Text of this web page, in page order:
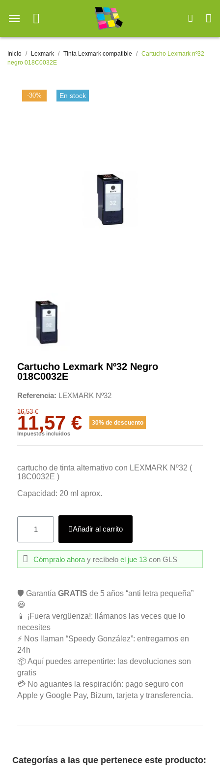
Inicio Lexmark Tinta Lexmark compatible
Cartucho Lexmark nº32
negro 018C0032E
-30% En stock
Cartucho Lexmark Nº32 Negro
018C0032E
Referencia LEXMARK Nº32
16,53 €
11,57 € 30% de descuento
Impuestos incluidos
cartucho de tinta alternativo con LEXMARK Nº32 (
18C0032E )
Capacidad: 20 ml aprox.
Añadir al carrito
Cómpralo ahora y recíbelo el jue 13 con GLS
🛡️ Garantía GRATIS de 5 años “anti letra pequeña”
😃
📱 ¡Fuera vergüenza!: llámanos las veces que lo
necesites
⚡ Nos llaman “Speedy González”: entregamos en
24h
📦 Aquí puedes arrepentirte: las devoluciones son
gratis
💳 No aguantes la respiración: pago seguro con
Apple y Google Pay, Bizum, tarjeta y transferencia.
Categorías a las que pertenece este producto: